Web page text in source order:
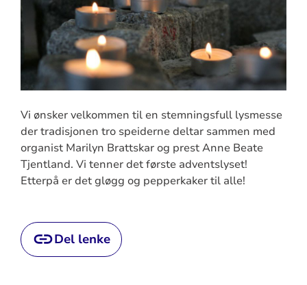
Vi ønsker velkommen til en stemningsfull lysmesse
der tradisjonen tro speiderne deltar sammen med
organist Marilyn Brattskar og prest Anne Beate
Tjentland. Vi tenner det første adventslyset!
Etterpå er det gløgg og pepperkaker til alle!
Del lenke